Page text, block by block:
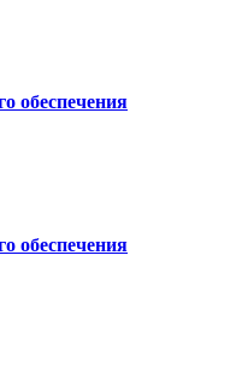
обеспечения
обеспечения